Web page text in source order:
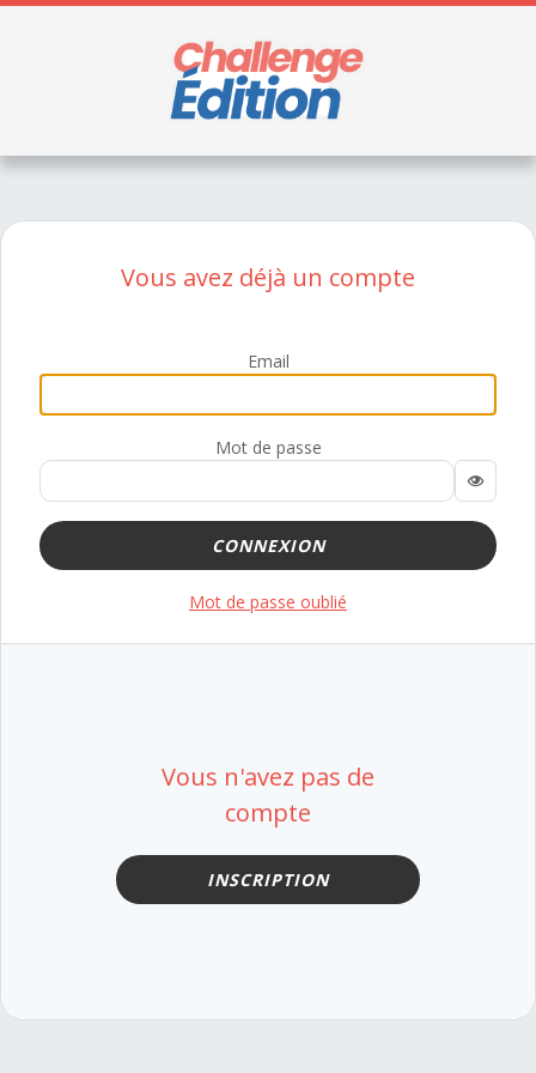
Vous avez déjà un compte
Email
Mot de passe
CONNEXION
Mot de passe oublié
Vous n'avez pas de
compte
INSCRIPTION